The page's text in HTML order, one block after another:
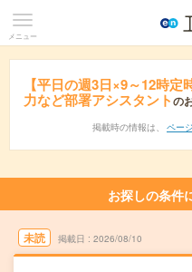
メニュー
【平日の週3日×9～12時
力など部署アシスタントの
掲載時の情報は、 ペー
お探しの条件
未読 掲載日 2026/08/10